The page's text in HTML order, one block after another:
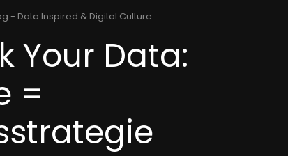
- Data Inspired & Digital Culture.
Your Data:
=